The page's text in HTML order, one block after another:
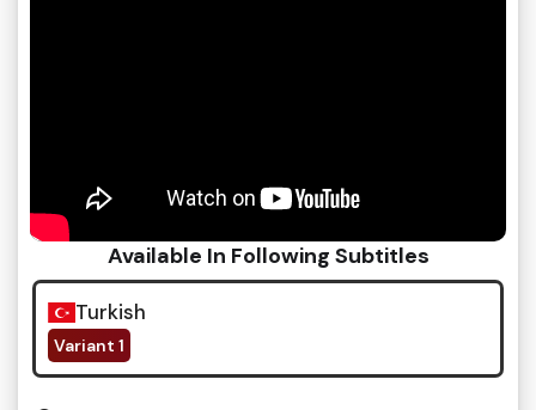
Available In Following Subtitles
Turkish
Variant 1